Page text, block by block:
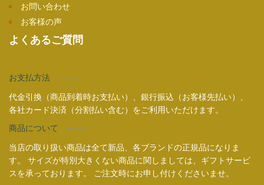
お問い合わせ
お客様の声
よくあるご質問
お支払方法
--->
代金引換（商品到着時お支払い）、銀行振込（お客様先払い）、
各社カード決済（分割払い含む）をご利用いただけます。
商品について
--->
当店の取り扱い商品は全て新品、各ブランドの正規品になりま
す。 サイズが特別大きくない商品に関しましては、ギフトサービ
スを承っております。 ご注文時にお申し付けくださいませ。